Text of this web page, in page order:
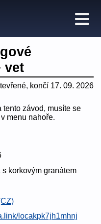
vet
končí 17. 09. 2026
tento závod, musíte se
menu nahoře.
s korkovým granátem
locakpk7jh1mhnj